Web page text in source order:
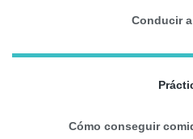
Conducir
Cómo conseguir